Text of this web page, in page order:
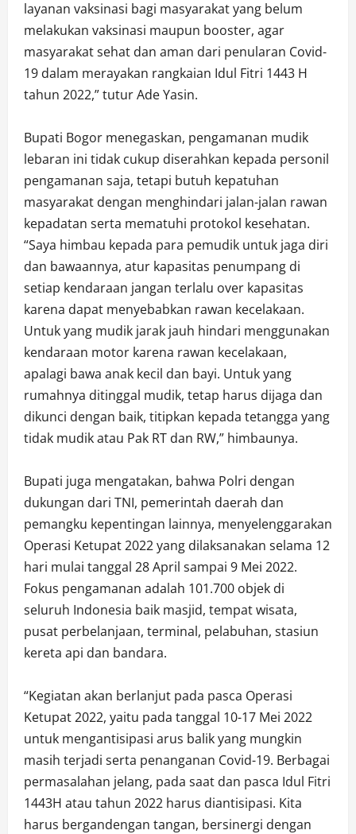
layanan vaksinasi bagi masyarakat yang belum
melakukan vaksinasi maupun booster, agar
masyarakat sehat dan aman dari penularan Covid-
19 dalam merayakan rangkaian Idul Fitri 1443 H
tahun 2022,” tutur Ade Yasin.
Bupati Bogor menegaskan, pengamanan mudik
lebaran ini tidak cukup diserahkan kepada personil
pengamanan saja, tetapi butuh kepatuhan
masyarakat dengan menghindari jalan-jalan rawan
kepadatan serta mematuhi protokol kesehatan.
“Saya himbau kepada para pemudik untuk jaga diri
dan bawaannya, atur kapasitas penumpang di
setiap kendaraan jangan terlalu over kapasitas
karena dapat menyebabkan rawan kecelakaan.
Untuk yang mudik jarak jauh hindari menggunakan
kendaraan motor karena rawan kecelakaan,
apalagi bawa anak kecil dan bayi. Untuk yang
rumahnya ditinggal mudik, tetap harus dijaga dan
dikunci dengan baik, titipkan kepada tetangga yang
tidak mudik atau Pak RT dan RW,” himbaunya.
Bupati juga mengatakan, bahwa Polri dengan
dukungan dari TNI, pemerintah daerah dan
pemangku kepentingan lainnya, menyelenggarakan
Operasi Ketupat 2022 yang dilaksanakan selama 12
hari mulai tanggal 28 April sampai 9 Mei 2022.
Fokus pengamanan adalah 101.700 objek di
seluruh Indonesia baik masjid, tempat wisata,
pusat perbelanjaan, terminal, pelabuhan, stasiun
kereta api dan bandara.
“Kegiatan akan berlanjut pada pasca Operasi
Ketupat 2022, yaitu pada tanggal 10-17 Mei 2022
untuk mengantisipasi arus balik yang mungkin
masih terjadi serta penanganan Covid-19. Berbagai
permasalahan jelang, pada saat dan pasca Idul Fitri
1443H atau tahun 2022 harus diantisipasi. Kita
harus bergandengan tangan, bersinergi dengan